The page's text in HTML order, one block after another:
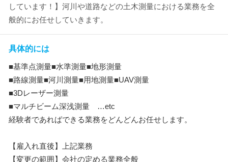
しています！】河川や道路などの土木測量における業務を全
般的にお任せしていきます。
具体的には
■基準点測量■水準測量■地形測量
■路線測量■河川測量■用地測量■UAV測量
■3Dレーザー測量
■マルチビーム深浅測量 …etc
経験者であればできる業務をどんどんお任せします。
【雇入れ直後】上記業務
【変更の範囲】会社の定める業務全般